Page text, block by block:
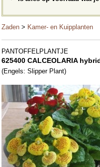
Zaden > Kamer- en Kuipplanten
PANTOFFELPLANTJE
625400 CALCEOLARIA
(Engels: Slipper Plant)